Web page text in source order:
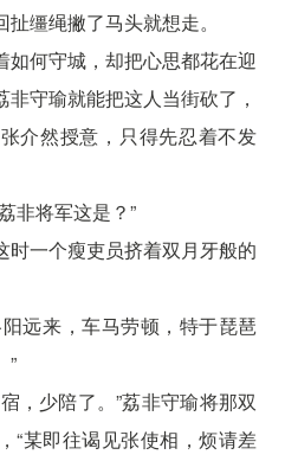
缰绳撇了马头就想走。
如何守城，却把心思都花在迎
守瑜就能把这人当街砍了，
介然授意，只得先忍着不发
非将军这是？”
时一个瘦吏员挤着双月牙般的
远来，车马劳顿，特于琵琶
”
，少陪了。”荔非守瑜将那双
“某即往谒见张使相，烦请差